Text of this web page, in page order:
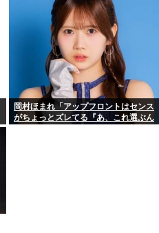
岡村ほまれ「アップフロントはセンス
がちょっとズレてる『あ、これ選ぶん